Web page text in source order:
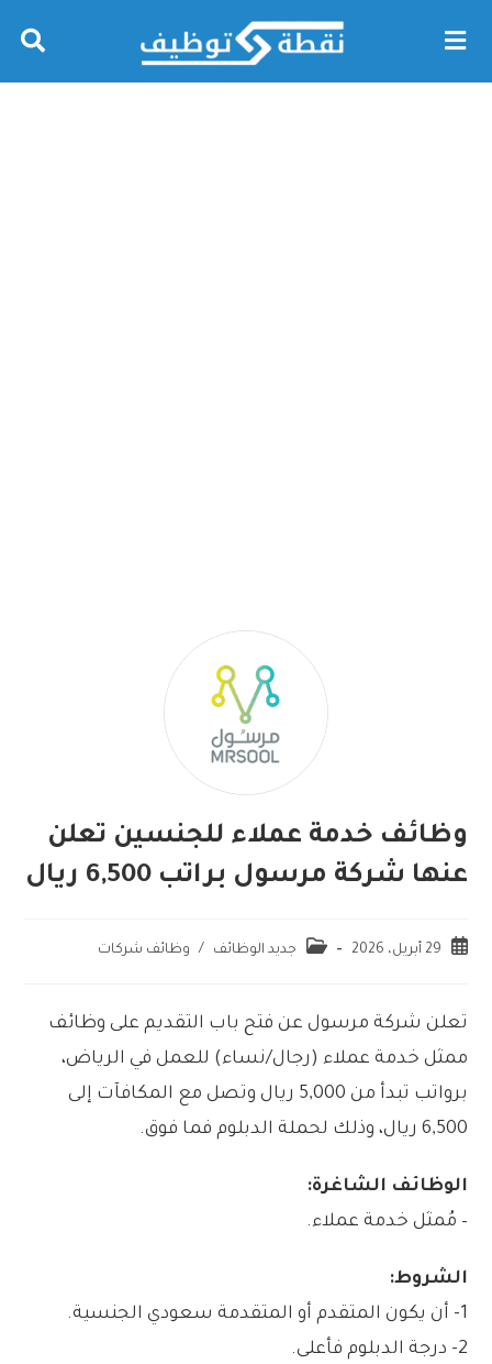
وظائف خدمة عملاء للجنسين تعلن
عنها شركة مرسول براتب 6,500 ريال
29 أبريل، 2026 جديد الوظائف / وظائف شركات
تعلن شركة مرسول عن فتح باب التقديم على وظائف
ممثل خدمة عملاء (رجال/نساء) للعمل في الرياض،
برواتب تبدأ من 5,000 ريال وتصل مع المكافآت إلى
6,500 ريال، وذلك لحملة الدبلوم فما فوق.
الوظائف الشاغرة:
– مُمثل خدمة عملاء.
الشروط:
1- أن يكون المتقدم أو المتقدمة سعودي الجنسية.
2- درجة الدبلوم فأعلى.